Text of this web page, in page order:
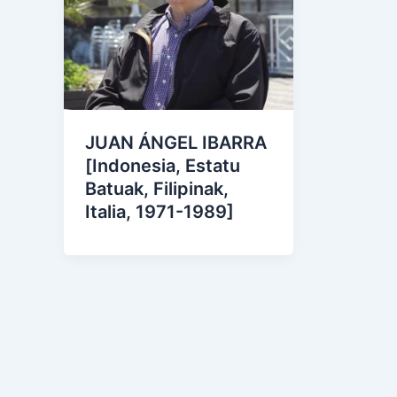
JUAN ÁNGEL IBARRA
[Indonesia, Estatu
Batuak, Filipinak,
Italia, 1971-1989]